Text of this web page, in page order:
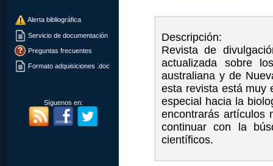
Alerta bibliográfica
Servicio de documentación
Preguntas frecuentes
Formato adquisiciones .doc
Síguenos en:
Descripción:
Revista de
actualizada sobre
australiana y de
esta revista está muy
especial hacia la
encontrarás artículos
continuar con la
científicos.